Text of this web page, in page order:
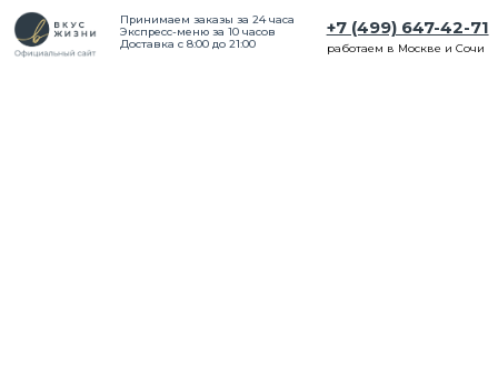
+7 (499) 647-42-71
работаем в Москве и Сочи
Принимаем заказы за 24 часа
Экспресс-меню за 10 часов
Доставка с 8:00 до 21:00